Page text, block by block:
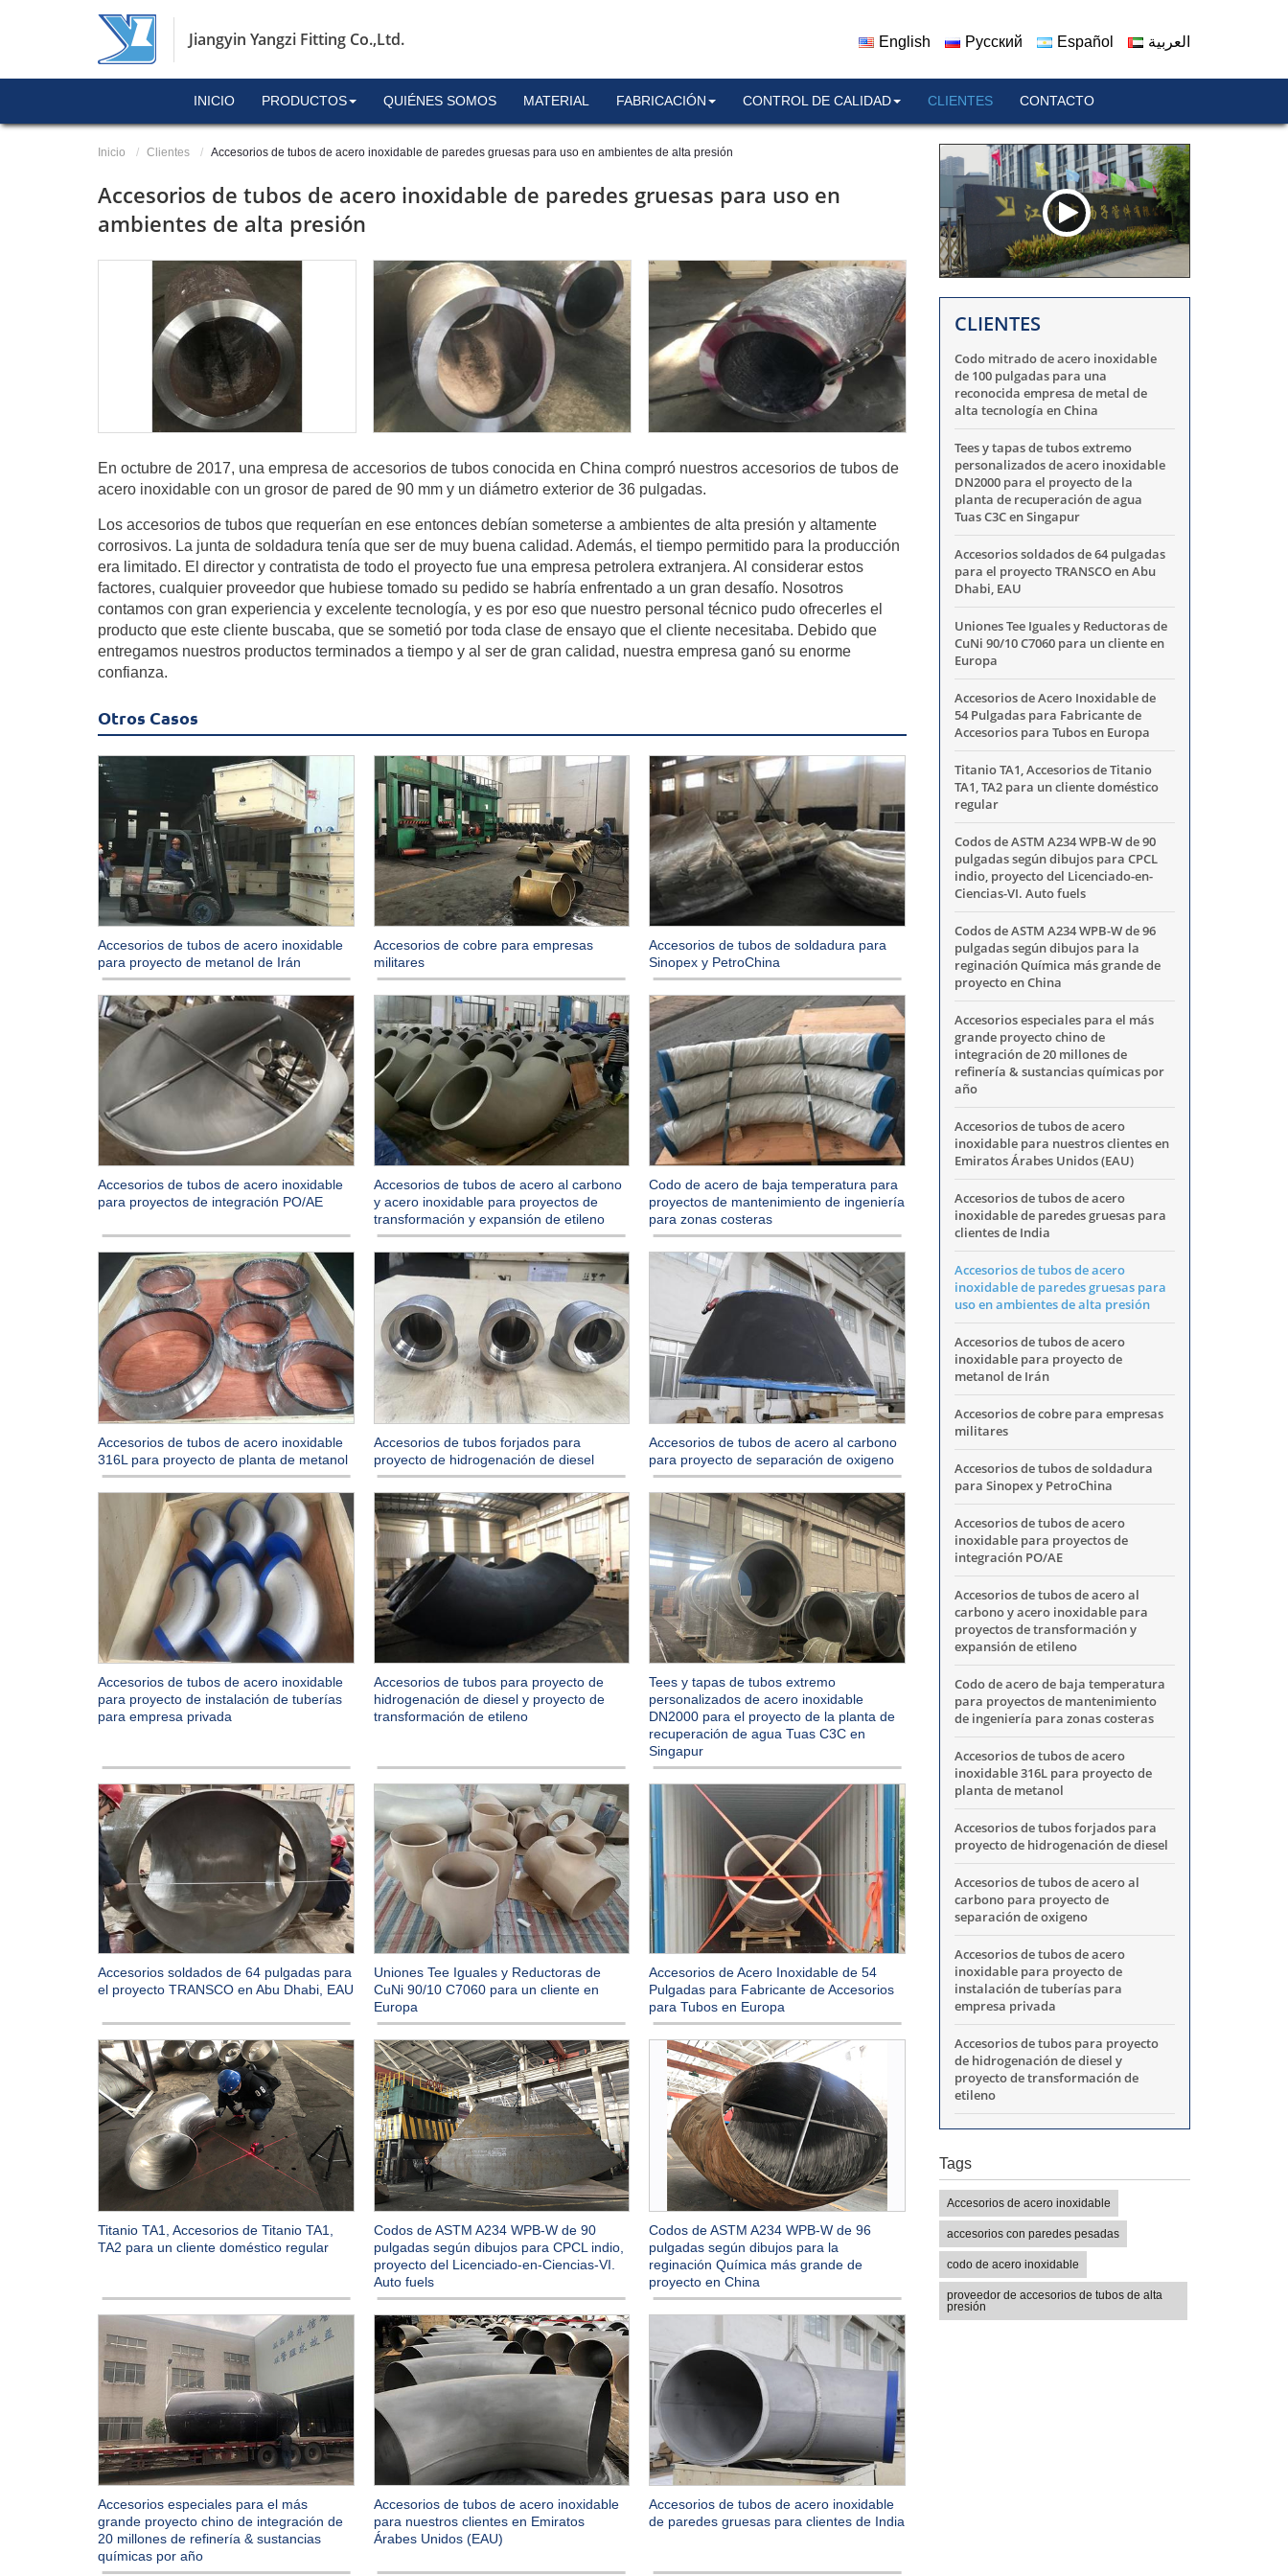
English Русский Español العربية Jiangyin Yangzi Fitting Co.,Ltd.
INICIO PRODUCTOS QUIÉNES SOMOS MATERIAL FABRICACIÓN CONTROL DE CALIDAD CLIENTES CONTACTO
Inicio Clientes Accesorios de tubos de acero inoxidable de paredes gruesas para uso en ambientes de alta presión
Accesorios de tubos de acero inoxidable de paredes gruesas para uso en
ambientes de alta presión
En octubre de 2017, una empresa de accesorios de tubos conocida en China compró nuestros accesorios de tubos de
acero inoxidable con un grosor de pared de 90 mm y un diámetro exterior de 36 pulgadas.
Los accesorios de tubos que requerían en ese entonces debían someterse a ambientes de alta presión y altamente
corrosivos. La junta de soldadura tenía que ser de muy buena calidad. Además, el tiempo permitido para la producción
era limitado. El director y contratista de todo el proyecto fue una empresa petrolera extranjera. Al considerar estos
factores, cualquier proveedor que hubiese tomado su pedido se habría enfrentado a un gran desafío. Nosotros
contamos con gran experiencia y excelente tecnología, y es por eso que nuestro personal técnico pudo ofrecerles el
producto que este cliente buscaba, que se sometió por toda clase de ensayo que el cliente necesitaba. Debido que
entregamos nuestros productos terminados a tiempo y al ser de gran calidad, nuestra empresa ganó su enorme
confianza.
Otros Casos
Accesorios de tubos de acero inoxidable
para proyecto de metanol de Irán
Accesorios de cobre para empresas
militares
Accesorios de tubos de soldadura para
Sinopex y PetroChina
Accesorios de tubos de acero inoxidable
para proyectos de integración PO/AE
Accesorios de tubos de acero al carbono
y acero inoxidable para proyectos de
transformación y expansión de etileno
Codo de acero de baja temperatura para
proyectos de mantenimiento de ingeniería
para zonas costeras
Accesorios de tubos de acero inoxidable
316L para proyecto de planta de metanol
Accesorios de tubos forjados para
proyecto de hidrogenación de diesel
Accesorios de tubos de acero al carbono
para proyecto de separación de oxigeno
Accesorios de tubos de acero inoxidable
para proyecto de instalación de tuberías
para empresa privada
Accesorios de tubos para proyecto de
hidrogenación de diesel y proyecto de
transformación de etileno
Tees y tapas de tubos extremo
personalizados de acero inoxidable
DN2000 para el proyecto de la planta de
recuperación de agua Tuas C3C en
Singapur
Accesorios soldados de 64 pulgadas para
el proyecto TRANSCO en Abu Dhabi, EAU
Uniones Tee Iguales y Reductoras de
CuNi 90/10 C7060 para un cliente en
Europa
Accesorios de Acero Inoxidable de 54
Pulgadas para Fabricante de Accesorios
para Tubos en Europa
Titanio TA1, Accesorios de Titanio TA1,
TA2 para un cliente doméstico regular
Codos de ASTM A234 WPB-W de 90
pulgadas según dibujos para CPCL indio,
proyecto del Licenciado-en-Ciencias-VI.
Auto fuels
Codos de ASTM A234 WPB-W de 96
pulgadas según dibujos para la
reginación Química más grande de
proyecto en China
Accesorios especiales para el más
grande proyecto chino de integración de
20 millones de refinería & sustancias
químicas por año
Accesorios de tubos de acero inoxidable
para nuestros clientes en Emiratos
Árabes Unidos (EAU)
Accesorios de tubos de acero inoxidable
de paredes gruesas para clientes de India
CLIENTES
Codo mitrado de acero inoxidable
de 100 pulgadas para una
reconocida empresa de metal de
alta tecnología en China
Tees y tapas de tubos extremo
personalizados de acero inoxidable
DN2000 para el proyecto de la
planta de recuperación de agua
Tuas C3C en Singapur
Accesorios soldados de 64 pulgadas
para el proyecto TRANSCO en Abu
Dhabi, EAU
Uniones Tee Iguales y Reductoras de
CuNi 90/10 C7060 para un cliente en
Europa
Accesorios de Acero Inoxidable de
54 Pulgadas para Fabricante de
Accesorios para Tubos en Europa
Titanio TA1, Accesorios de Titanio
TA1, TA2 para un cliente doméstico
regular
Codos de ASTM A234 WPB-W de 90
pulgadas según dibujos para CPCL
indio, proyecto del Licenciado-en-
Ciencias-VI. Auto fuels
Codos de ASTM A234 WPB-W de 96
pulgadas según dibujos para la
reginación Química más grande de
proyecto en China
Accesorios especiales para el más
grande proyecto chino de
integración de 20 millones de
refinería & sustancias químicas por
año
Accesorios de tubos de acero
inoxidable para nuestros clientes en
Emiratos Árabes Unidos (EAU)
Accesorios de tubos de acero
inoxidable de paredes gruesas para
clientes de India
Accesorios de tubos de acero
inoxidable de paredes gruesas para
uso en ambientes de alta presión
Accesorios de tubos de acero
inoxidable para proyecto de
metanol de Irán
Accesorios de cobre para empresas
militares
Accesorios de tubos de soldadura
para Sinopex y PetroChina
Accesorios de tubos de acero
inoxidable para proyectos de
integración PO/AE
Accesorios de tubos de acero al
carbono y acero inoxidable para
proyectos de transformación y
expansión de etileno
Codo de acero de baja temperatura
para proyectos de mantenimiento
de ingeniería para zonas costeras
Accesorios de tubos de acero
inoxidable 316L para proyecto de
planta de metanol
Accesorios de tubos forjados para
proyecto de hidrogenación de diesel
Accesorios de tubos de acero al
carbono para proyecto de
separación de oxigeno
Accesorios de tubos de acero
inoxidable para proyecto de
instalación de tuberías para
empresa privada
Accesorios de tubos para proyecto
de hidrogenación de diesel y
proyecto de transformación de
etileno
Tags
Accesorios de acero inoxidable
accesorios con paredes pesadas
codo de acero inoxidable
proveedor de accesorios de tubos de alta
presión